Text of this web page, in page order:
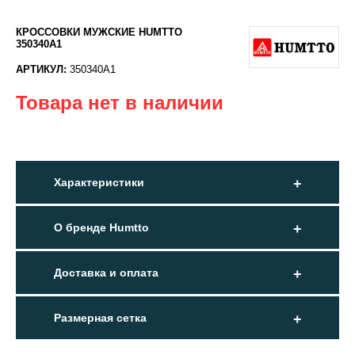
КРОССОВКИ МУЖСКИЕ HUMTTO
350340A1
АРТИКУЛ: 350340A1
Товара нет в наличии
Характеристики
О бренде Humtto
Доставка и оплата
Размерная сетка